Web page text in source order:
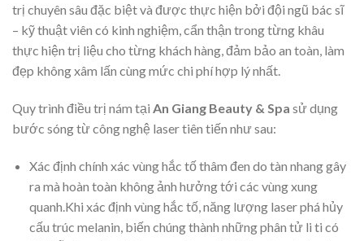
trị chuyên sâu đặc biệt và được thực hiện bởi đội ngũ bác sĩ
– kỹ thuật viên có kinh nghiệm, cẩn thận trong từng khâu
thực hiện trị liệu cho từng khách hàng, đảm bảo an toàn, làm
đẹp không xâm lấn cùng mức chi phí hợp lý nhất.
Quy trình điều trị nám tại An Giang Beauty & Spa sử dụng
bước sóng từ công nghệ laser tiên tiến như sau:
Xác định chính xác vùng hắc tố thâm đen do tàn nhang gây
ra mà hoàn toàn không ảnh hưởng tới các vùng xung
quanh.Khi xác định vùng hắc tố, năng lượng laser phá hủy
cấu trúc melanin, biến chúng thành những phân tử li ti có